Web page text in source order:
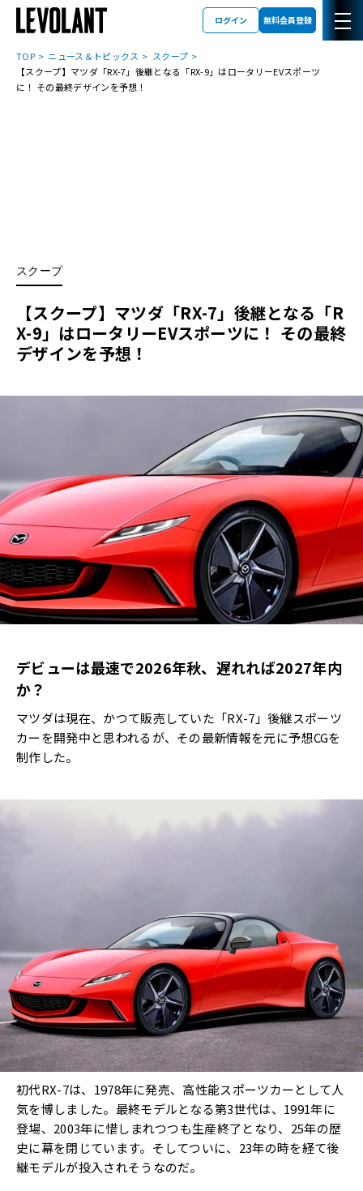
ログイン 無料会員登録
TOP ニュース＆トピックス
スクープ
【スクープ】マツダ「RX-7」後継となる「RX-9」はロータリーEVスポーツ
に！ その最終デザインを予想！
スクープ
【スクープ】マツダ「RX-7」後継となる「R
X-9」はロータリーEVスポーツに！ その最終
デザインを予想！
デビューは最速で2026年秋、遅れれば2027年内
か？
マツダは現在、かつて販売していた「RX-7」後継スポーツ
カーを開発中と思われるが、その最新情報を元に予想CGを
制作した。
初代RX-7は、1978年に発売、高性能スポーツカーとして人
気を博しました。最終モデルとなる第3世代は、1991年に
登場、2003年に惜しまれつつも生産終了となり、25年の歴
史に幕を閉じています。そしてついに、23年の時を経て後
継モデルが投入されそうなのだ。